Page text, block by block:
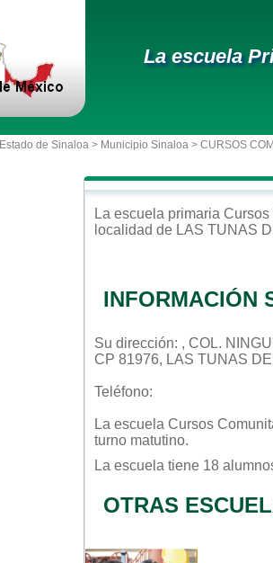
La escuela
Estado de Sinaloa > Municipio Sinaloa > CURSOS
La escuela primaria
localidad de LAS TUNAS
INFORMACIÓN
Su dirección: , COL.
CP 81976, LAS TUNAS
Teléfono:
La escuela Cursos
turno matutino.
La escuela tiene 18
OTRAS